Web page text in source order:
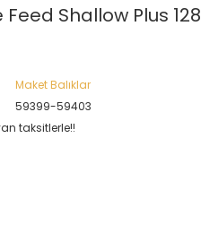
Shallow Plus
Maket Balıklar
59399-59403
taksitlerle!!